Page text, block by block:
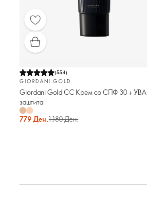
(554)
GIORDANI GOLD
Giordani Gold CC Крем со СПФ 30 + УВА
заштита
779 Ден.1.180 Ден.